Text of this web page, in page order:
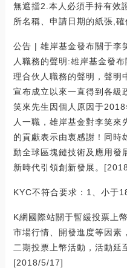
無遮擋2.本人必須手持有效
所名稱、申請日期的紙張,
公告 | 雄岸基金發布關于李
人職務的聲明:雄岸基金發
理合伙人職務的聲明，聲明
宣布成立以來一直得到各級
笑來先生因個人原因于
人一職，雄岸基金對李笑來
的貢獻表示由衷感謝！同時
動全球區塊鏈技術及應用發
新時代引領創新發展。
KYC不符合要求：1、小于
K網國際站關于暫緩投票上
市場行情、開發進度等因素
二期投票上幣活動，活動延
[2018/5/17]